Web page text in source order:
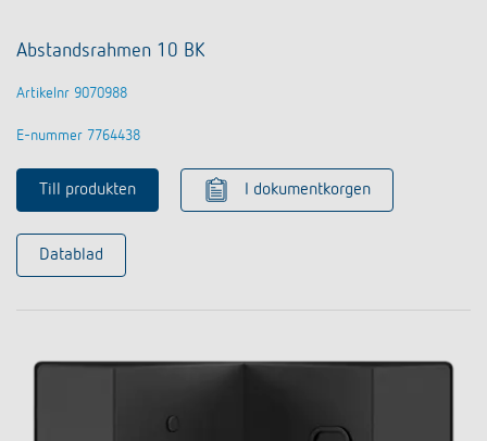
Abstandsrahmen 10 BK
Artikelnr 9070988
E-nummer 7764438
Till produkten I dokumentkorgen
Datablad